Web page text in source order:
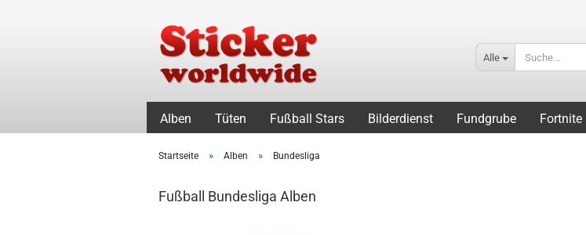
Alle
Alben Tüten Fußball Stars Bilderdienst Fundgrube Fortnite
Startseite » Alben » Bundesliga
Fußball Bundesliga Alben